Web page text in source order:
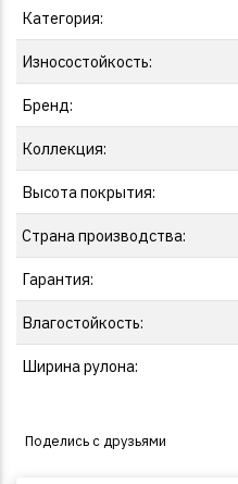
Категория:
Износостойкость:
Бренд:
Коллекция:
Высота покрытия:
Страна производства:
Гарантия:
Влагостойкость:
Ширина рулона:
Поделись с друзьями